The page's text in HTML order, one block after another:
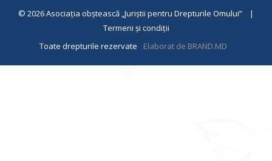
© 2026Asociaţia obştească „Juriştii pentru Drepturile Omului” |
Termeni și condiții
Toate drepturile rezervate
Elaborat de BRAND.MD